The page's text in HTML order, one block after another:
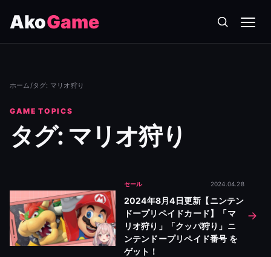
AkoGame
ホーム/タグ: マリオ狩り
GAME TOPICS
タグ: マリオ狩り
セール 2024.04.28
2024年8月4日更新【ニンテン
ドープリペイドカード】「マ
リオ狩り」「クッパ狩り」ニ
ンテンドープリペイド番号 を
ゲット！